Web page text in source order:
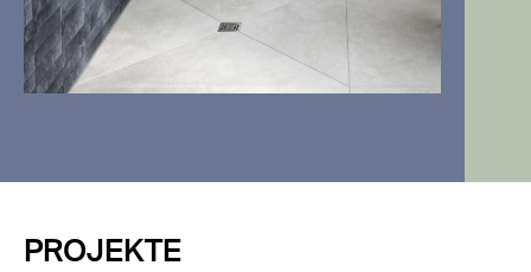
PROJEKTE